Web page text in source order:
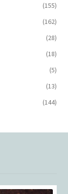
(155)
(162)
(28)
(18)
(5)
(13)
(144)